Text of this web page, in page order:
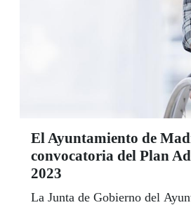
El Ayuntamiento de
convocatoria del Plan
2023
La Junta de Gobierno del